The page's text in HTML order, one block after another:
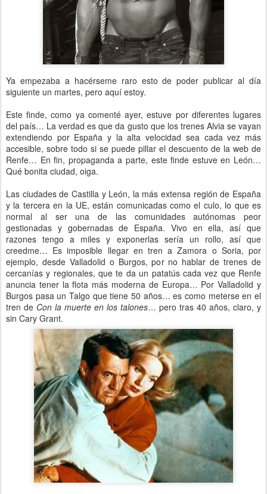
Ya empezaba a hacérseme raro esto de poder publicar al día
siguiente un martes, pero aquí estoy.
Este finde, como ya comenté ayer, estuve por diferentes lugares
del país… La verdad es que da gusto que los trenes Alvia se vayan
extendiendo por España y la alta velocidad sea cada vez más
accesible, sobre todo si se puede pillar el descuento de la web de
Renfe… En fin, propaganda a parte, este finde estuve en León…
Qué bonita ciudad, oiga.
Las ciudades de Castilla y León, la más extensa región de España
y la tercera en la UE, están comunicadas como el culo, lo que es
normal al ser una de las comunidades autónomas peor
gestionadas y gobernadas de España. Vivo en ella, así que
razones tengo a miles y exponerlas sería un rollo, así que
creedme… Es imposible llegar en tren a Zamora o Soria, por
ejemplo, desde Valladolid o Burgos, por no hablar de trenes de
cercanías y regionales, que te da un patatús cada vez que Renfe
anuncia tener la flota más moderna de Europa… Por Valladolid y
Burgos pasa un Talgo que tiene 50 años… es como meterse en el
tren de Con la muerte en los talones… pero tras 40 años, claro, y
sin Cary Grant.